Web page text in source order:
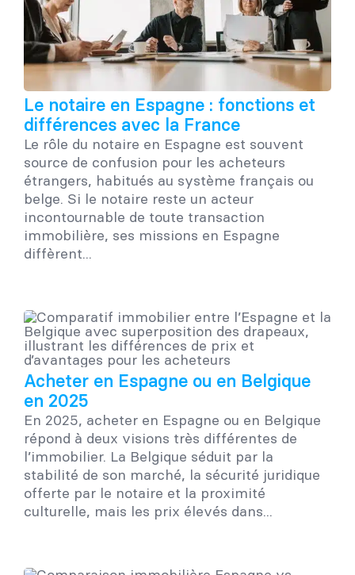
Le notaire en Espagne : fonctions et
différences avec la France
Le rôle du notaire en Espagne est souvent
source de confusion pour les acheteurs
étrangers, habitués au système français ou
belge. Si le notaire reste un acteur
incontournable de toute transaction
immobilière, ses missions en Espagne
diffèrent...
Acheter en Espagne ou en Belgique
en 2025
En 2025, acheter en Espagne ou en Belgique
répond à deux visions très différentes de
l’immobilier. La Belgique séduit par la
stabilité de son marché, la sécurité juridique
offerte par le notaire et la proximité
culturelle, mais les prix élevés dans...